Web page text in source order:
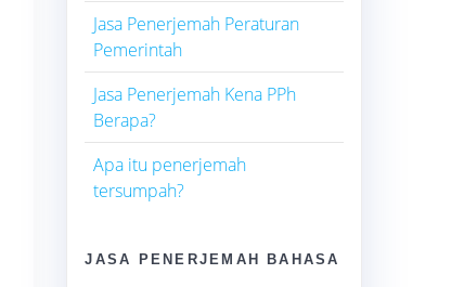
Jasa Penerjemah Peraturan
Pemerintah
Jasa Penerjemah Kena PPh
Berapa?
Apa itu penerjemah
tersumpah?
JASA PENERJEMAH BAHASA